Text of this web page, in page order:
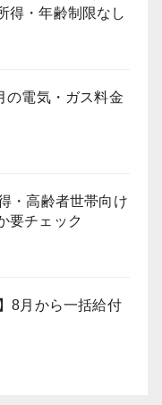
得・年齢制限なし
の電気・ガス料金
・高齢者世帯向け
要チェック
8月から一括給付